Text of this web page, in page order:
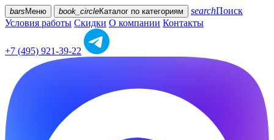
bars Меню book_circleКаталог по категориям searchПоиск
Условия работы Скидки О компании Контакты
+7 (495) 921-39-22